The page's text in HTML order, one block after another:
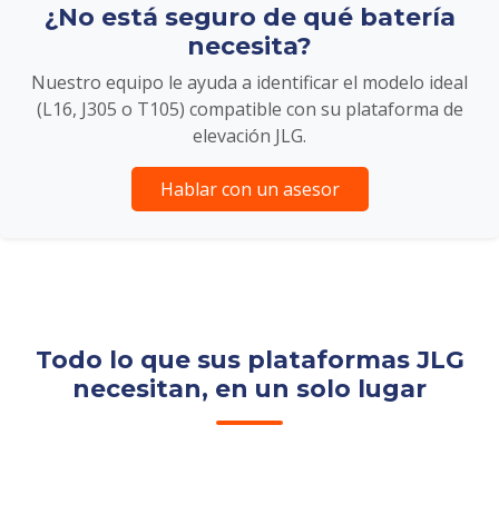
¿No está seguro de qué batería
necesita?
Nuestro equipo le ayuda a identificar el modelo ideal
(L16, J305 o T105) compatible con su plataforma de
elevación JLG.
Hablar con un asesor
Todo lo que sus plataformas JLG
necesitan, en un solo lugar